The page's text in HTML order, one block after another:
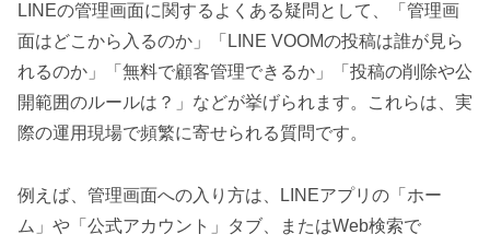
LINEの管理画面に関するよくある疑問として、「管理画
面はどこから入るのか」「LINE VOOMの投稿は誰が見ら
れるのか」「無料で顧客管理できるか」「投稿の削除や公
開範囲のルールは？」などが挙げられます。これらは、実
際の運用現場で頻繁に寄せられる質問です。
例えば、管理画面への入り方は、LINEアプリの「ホー
ム」や「公式アカウント」タブ、またはWeb検索で